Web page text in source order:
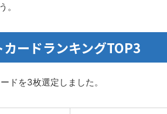
。
ードランキングTOP3
ドを3枚選定しました。